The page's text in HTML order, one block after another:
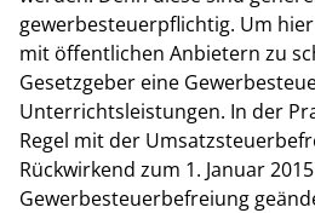
gewerbesteuerpflichtig. Um
mit öffentlichen Anbietern zu
Gesetzgeber eine
Unterrichtsleistungen. In der
Regel mit der
Rückwirkend zum 1. Januar
Gewerbesteuerbefreiung